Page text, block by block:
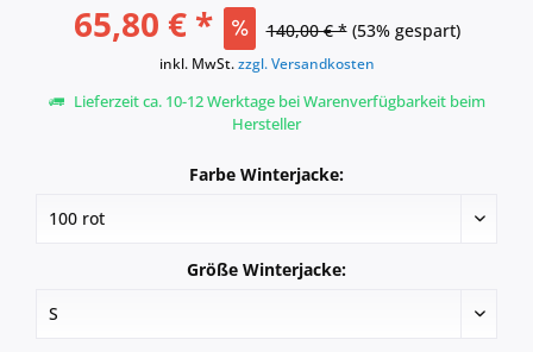
65,80 € * 140,00 € * (53% gespart)
inkl. MwSt.zzgl. Versandkosten
Lieferzeit ca. 10-12 Werktage bei Warenverfügbarkeit beim
Hersteller
Farbe Winterjacke:
Größe Winterjacke: